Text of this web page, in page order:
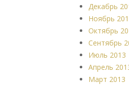
Декабрь
Ноябрь
Октябрь
Сентябрь
Июль 2013
Апрель
Март 2013